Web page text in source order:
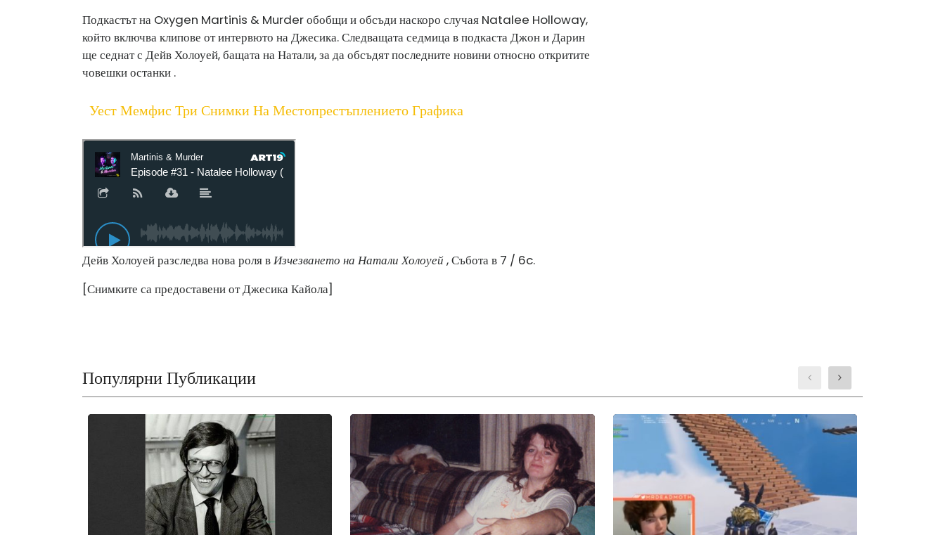
Подкастът на Oxygen Martinis & Murder обобщи и обсъди наскоро случая Natalee Holloway,
който включва клипове от интервюто на Джесика. Следващата седмица в подкаста Джон и Дарин
ще седнат с Дейв Холоуей, бащата на Натали, за да обсъдят последните новини относно откритите
човешки останки .
Уест Мемфис Три Снимки На Местопрестъплението Графика
Дейв Холоуей разследва нова роля вИзчезването на Натали Холоуей, Събота в 7 / 6c.
[Снимките са предоставени от Джесика Кайола]
Популярни Публикации